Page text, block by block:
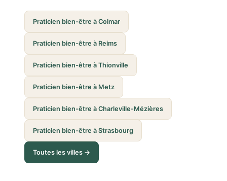
Praticien bien-être à Colmar
Praticien bien-être à Reims
Praticien bien-être à Thionville
Praticien bien-être à Metz
Praticien bien-être à Charleville-Mézières
Praticien bien-être à Strasbourg
Toutes les villes →